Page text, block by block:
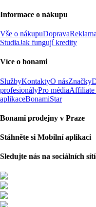
Informace o nákupu
Vše o nákupuDoprava
StudiaJak fungují kredity
Více o bonami
SlužbyKontaktyO násZnačky
profesionályPro médiaAffiliate
aplikaceBonamiStar
Bonami prodejny v Praze
Stáhněte si Mobilní aplikaci
Sledujte nás na sociálních